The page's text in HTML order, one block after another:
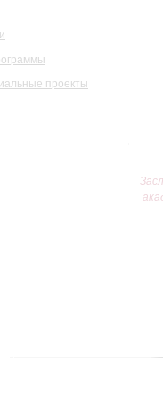
проекты